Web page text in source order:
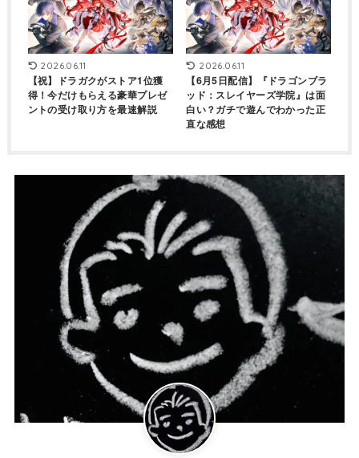
2026.06.11
【祝】ドラガクがストア1位獲
得！今だけもらえる豪華プレゼ
ントの受け取り方を最速解説
2026.06.11
【6月5日配信】『ドラゴンブラ
ッド：スレイヤーズ学院』は面
白い？ガチで遊んでわかった正
直な感想